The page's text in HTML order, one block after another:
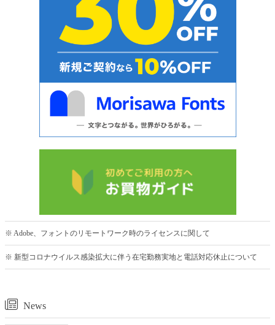
※ Adobe、フォントのリモートワーク時のライセンスに関して
※ 新型コロナウイルス感染拡大に伴う在宅勤務実地と電話対応休止について
News